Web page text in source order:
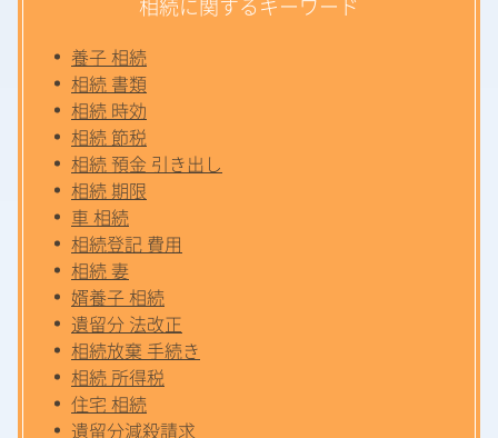
養子 相続
相続 書類
相続 時効
相続 節税
相続 預金 引き出し
相続 期限
車 相続
相続登記 費用
相続 妻
婿養子 相続
遺留分 法改正
相続放棄 手続き
相続 所得税
住宅 相続
遺留分減殺請求